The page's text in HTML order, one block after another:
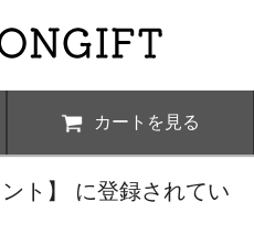
カートを見る
ト】 に登録されてい